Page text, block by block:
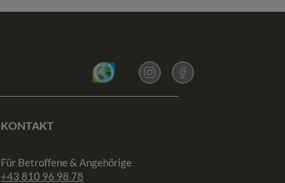
KONTAKT
Für Betroffene & Angehörige
+43 810 96 98 78